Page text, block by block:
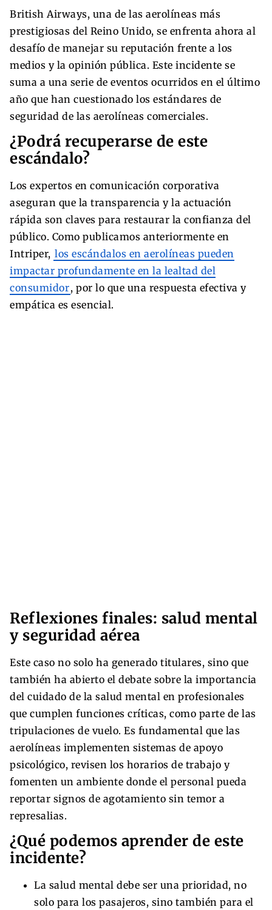
British Airways, una de las aerolíneas más
prestigiosas del Reino Unido, se enfrenta ahora al
desafío de manejar su reputación frente a los
medios y la opinión pública. Este incidente se
suma a una serie de eventos ocurridos en el último
año que han cuestionado los estándares de
seguridad de las aerolíneas comerciales.
¿Podrá recuperarse de este
escándalo?
Los expertos en comunicación corporativa
aseguran que la transparencia y la actuación
rápida son claves para restaurar la confianza del
público. Como publicamos anteriormente en
Intriper, los escándalos en aerolíneas pueden
impactar profundamente en la lealtad del
consumidor, por lo que una respuesta efectiva y
empática es esencial.
Reflexiones finales: salud mental
y seguridad aérea
Este caso no solo ha generado titulares, sino que
también ha abierto el debate sobre la importancia
del cuidado de la salud mental en profesionales
que cumplen funciones críticas, como parte de las
tripulaciones de vuelo. Es fundamental que las
aerolíneas implementen sistemas de apoyo
psicológico, revisen los horarios de trabajo y
fomenten un ambiente donde el personal pueda
reportar signos de agotamiento sin temor a
represalias.
¿Qué podemos aprender de este
incidente?
La salud mental debe ser una prioridad, no
solo para los pasajeros, sino también para el